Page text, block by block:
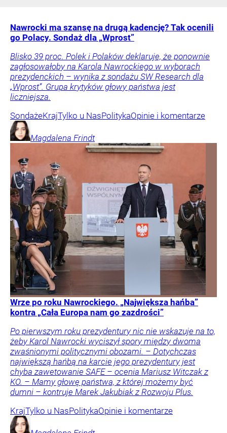
Nawrocki ma szansę na drugą kadencję? Tak ocenili
go Polacy. Sondaż dla „Wprost”
Blisko 39 proc. Polek i Polaków deklaruje, że ponownie
zagłosowałoby na Karola Nawrockiego w wyborach
prezydenckich – wynika z sondażu SW Research dla
„Wprost”. Grupa krytyków głowy państwa jest
liczniejsza.
SondażeKrajTylko u NasPolitykaOpinie i komentarze
Magdalena Frindt
Wrze po roku Nawrockiego. „Największa hańba”
kontra „Cała Europa nam go zazdrości”
Po pierwszym roku prezydentury nic nie wskazuje na to,
żeby Karol Nawrocki wyciszył spory między dwoma
zwaśnionymi politycznymi obozami. – Dotychczas
największą hańbą na karcie jego prezydentury jest
chyba zawetowanie SAFE – ocenia Mariusz Witczak z
KO. – Mamy głowę państwa, z której możemy być
dumni – kontruje Marek Jakubiak z Rozwoju Plus.
KrajTylko u NasPolitykaOpinie i komentarze